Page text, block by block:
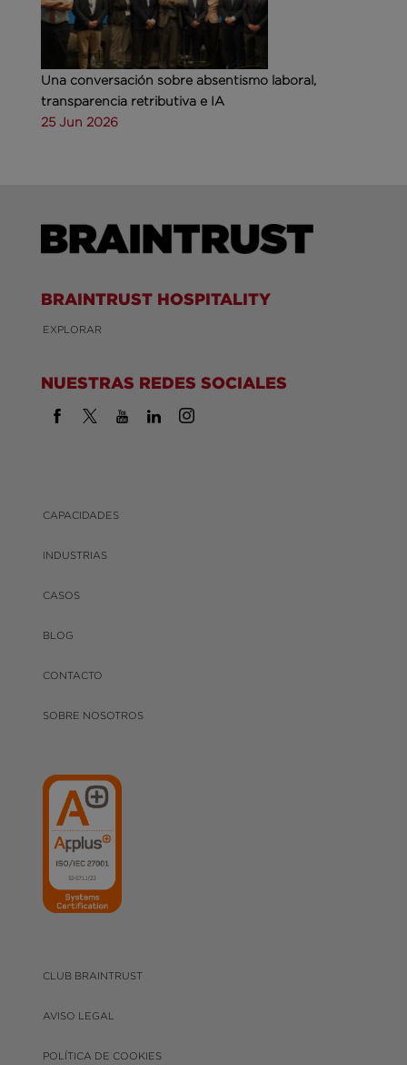
Una conversación sobre absentismo laboral,
transparencia retributiva e IA
25 Jun 2026
BRAINTRUST HOSPITALITY
EXPLORAR
NUESTRAS REDES SOCIALES
CAPACIDADES
INDUSTRIAS
CASOS
BLOG
CONTACTO
SOBRE NOSOTROS
CLUB BRAINTRUST
AVISO LEGAL
POLÍTICA DE COOKIES